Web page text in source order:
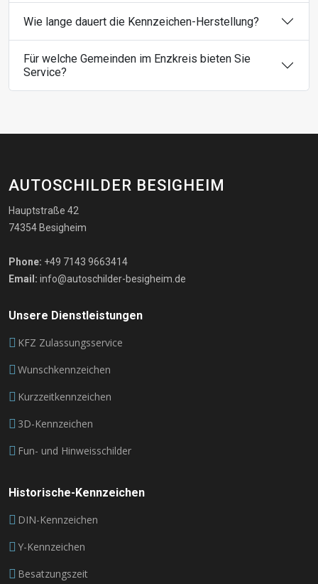
Wie lange dauert die Kennzeichen-Herstellung?
Für welche Gemeinden im Enzkreis bieten Sie
Service?
AUTOSCHILDER BESIGHEIM
Hauptstraße 42
74354 Besigheim
Phone: +49 7143 9663414
Email: info@autoschilder-besigheim.de
Unsere Dienstleistungen
KFZ Zulassungsservice
Wunschkennzeichen
Kurzzeitkennzeichen
3D-Kennzeichen
Fun- und Hinweisschilder
Historische-Kennzeichen
DIN-Kennzeichen
Y-Kennzeichen
Besatzungszeit